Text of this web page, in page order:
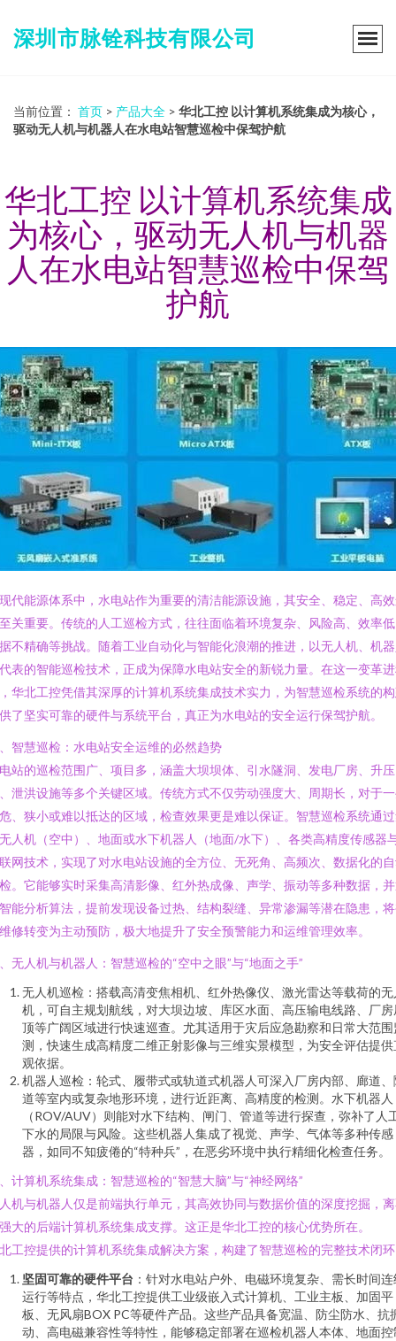
深圳市脉铨科技有限公司
当前位置： 首页 > 产品大全 > 华北工控 以计算机系统集成为核心，
驱动无人机与机器人在水电站智慧巡检中保驾护航
华北工控 以计算机系统集成
为核心，驱动无人机与机器
人在水电站智慧巡检中保驾
护航
代能源体系中，水电站作为重要的清洁能源设施，其安全、稳定、高
关重要。传统的人工巡检方式，往往面临着环境复杂、风险高、效率
不精确等挑战。随着工业自动化与智能化浪潮的推进，以无人机、机
表的智能巡检技术，正成为保障水电站安全的新锐力量。在这一变革
华北工控凭借其深厚的计算机系统集成技术实力，为智慧巡检系统的
了坚实可靠的硬件与系统平台，真正为水电站的安全运行保驾护航。
智慧巡检：水电站安全运维的必然趋势
站的巡检范围广、项目多，涵盖大坝坝体、引水隧洞、发电厂房、升压
泄洪设施等多个关键区域。传统方式不仅劳动强度大、周期长，对于
、狭小或难以抵达的区域，检查效果更是难以保证。智慧巡检系统通
人机（空中）、地面或水下机器人（地面/水下）、各类高精度传感器
网技术，实现了对水电站设施的全方位、无死角、高频次、数据化的
。它能够实时采集高清影像、红外热成像、声学、振动等多种数据，
能分析算法，提前发现设备过热、结构裂缝、异常渗漏等潜在隐患，
修转变为主动预防，极大地提升了安全预警能力和运维管理效率。
无人机与机器人：智慧巡检的“空中之眼”与“地面之手”
无人机巡检：搭载高清变焦相机、红外热像仪、激光雷达等载荷的无
机，可自主规划航线，对大坝边坡、库区水面、高压输电线路、厂房
顶等广阔区域进行快速巡查。尤其适用于灾后应急勘察和日常大范围
测，快速生成高精度二维正射影像与三维实景模型，为安全评估提供
观依据。
机器人巡检：轮式、履带式或轨道式机器人可深入厂房内部、廊道、
道等室内或复杂地形环境，进行近距离、高精度的检测。水下机器人
（ROV/AUV）则能对水下结构、闸门、管道等进行探查，弥补了人
下水的局限与风险。这些机器人集成了视觉、声学、气体等多种传感
器，如同不知疲倦的“特种兵”，在恶劣环境中执行精细化检查任务。
计算机系统集成：智慧巡检的“智慧大脑”与“神经网络”
机与机器人仅是前端执行单元，其高效协同与数据价值的深度挖掘，
大的后端计算机系统集成支撑。这正是华北工控的核心优势所在。
工控提供的计算机系统集成解决方案，构建了智慧巡检的完整技术闭
坚固可靠的硬件平台 ：针对水电站户外、电磁环境复杂、需长时间
运行等特点，华北工控提供工业级嵌入式计算机、工业主板、加固平
板、无风扇BOX PC等硬件产品。这些产品具备宽温、防尘防水、抗
动、高电磁兼容性等特性，能够稳定部署在巡检机器人本体、地面控